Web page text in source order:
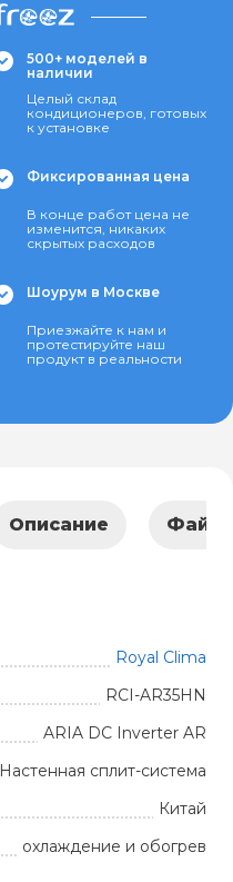
500+ моделей в
наличии
Целый склад
кондиционеров, готовых
к установке
Фиксированная цена
В конце работ цена не
изменится, никаких
скрытых расходов
Шоурум в Москве
Приезжайте к нам и
протестируйте наш
продукт в реальности
Описание
Royal Clima
RCI-AR35HN
ARIA DC Inverter AR
Настенная сплит-система
Китай
охлаждение и обогрев